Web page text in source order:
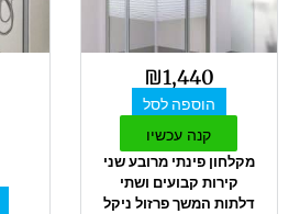
₪1,440
הוספה לסל
קנה עכשיו
מקלחון פינתי מרובע שני
קירות קבועים ושתי
דלתות המשך פרזול ניקל